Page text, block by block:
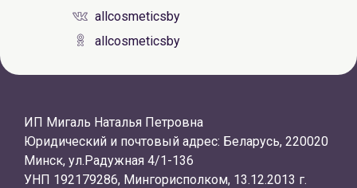
allcosmeticsby
allcosmeticsby
ИП Мигаль Наталья Петровна
Юридический и почтовый адрес: Беларусь, 220020
Минск, ул.Радужная 4/1-136
УНП 192179286, Мингорисполком, 13.12.2013 г.